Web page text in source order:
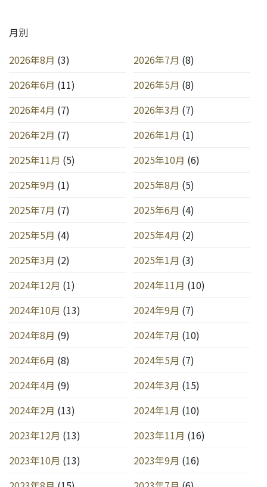
月別
2026年8月 (3) 2026年7月 (8)
2026年6月 (11) 2026年5月 (8)
2026年4月 (7) 2026年3月 (7)
2026年2月 (7) 2026年1月 (1)
2025年11月 (5) 2025年10月 (6)
2025年9月 (1) 2025年8月 (5)
2025年7月 (7) 2025年6月 (4)
2025年5月 (4) 2025年4月 (2)
2025年3月 (2) 2025年1月 (3)
2024年12月 (1) 2024年11月 (10)
2024年10月 (13) 2024年9月 (7)
2024年8月 (9) 2024年7月 (10)
2024年6月 (8) 2024年5月 (7)
2024年4月 (9) 2024年3月 (15)
2024年2月 (13) 2024年1月 (10)
2023年12月 (13) 2023年11月 (16)
2023年10月 (13) 2023年9月 (16)